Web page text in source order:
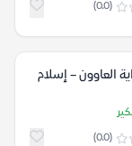
(0.0)
العاوون – إسلام
(0.0)